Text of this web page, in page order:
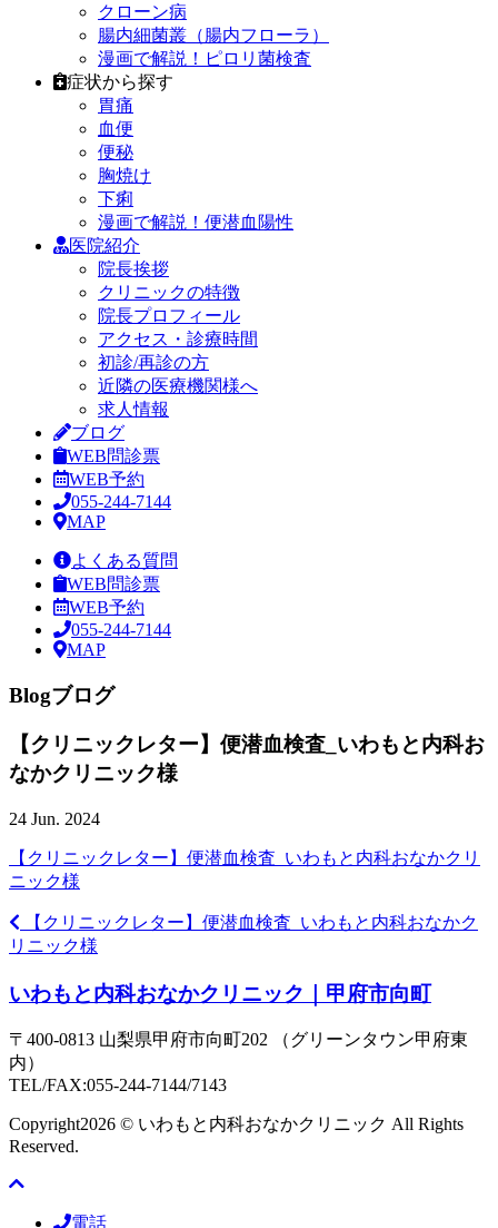
クローン病
腸内細菌叢（腸内フローラ）
漫画で解説！ピロリ菌検査
症状から探す
胃痛
血便
便秘
胸焼け
下痢
漫画で解説！便潜血陽性
医院紹介
院長挨拶
クリニックの特徴
院長プロフィール
アクセス・診療時間
初診/再診の方
近隣の医療機関様へ
求人情報
ブログ
WEB問診票
WEB予約
055-244-7144
MAP
よくある質問
WEB問診票
WEB予約
055-244-7144
MAP
Blogブログ
【クリニックレター】便潜血検査_いわもと内科お
なかクリニック様
24 Jun. 2024
【クリニックレター】便潜血検査_いわもと内科おなかクリ
ニック様
【クリニックレター】便潜血検査_いわもと内科おなかク
リニック様
いわもと内科おなかクリニック｜甲府市向町
〒400-0813 山梨県甲府市向町202 （グリーンタウン甲府東
内）
TEL/FAX:055-244-7144/7143
Copyright2026 © いわもと内科おなかクリニック All Rights
Reserved.
電話